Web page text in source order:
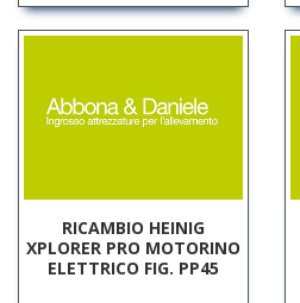
RICAMBIO HEINIG
XPLORER PRO MOTORINO
ELETTRICO FIG. PP45